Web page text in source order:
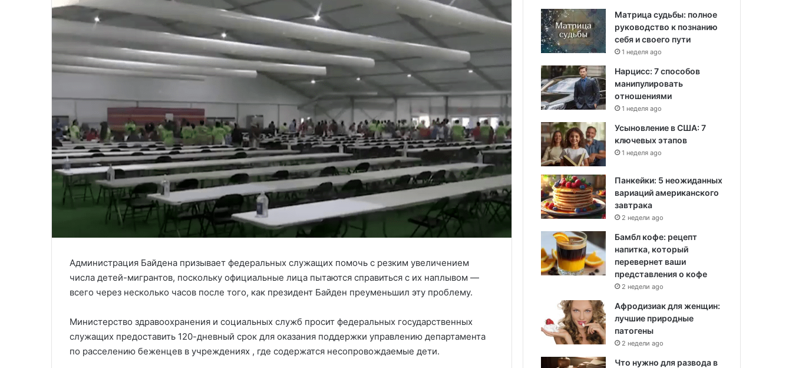
Администрация Байдена призывает федеральных служащих помочь с резким увеличением
числа детей-мигрантов, поскольку официальные лица пытаются справиться с их наплывом —
всего через несколько часов после того, как президент Байден преуменьшил эту проблему.
Министерство здравоохранения и социальных служб просит федеральных государственных
служащих предоставить 120-дневный срок для оказания поддержки управлению департамента
по расселению беженцев в учреждениях , где содержатся несопровождаемые дети.
Матрица судьбы: полное
руководство к познанию
себя и своего пути
1 неделя ago
Нарцисс: 7 способов
манипулировать
отношениями
1 неделя ago
Усыновление в США: 7
ключевых этапов
1 неделя ago
Панкейки: 5 неожиданных
вариаций американского
завтрака
2 недели ago
Бамбл кофе: рецепт
напитка, который
перевернет ваши
представления о кофе
2 недели ago
Афродизиак для женщин:
лучшие природные
патогены
2 недели ago
Что нужно для развода в